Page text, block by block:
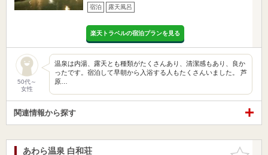
宿泊 露天風呂
楽天トラベルの宿泊プランを見る
50代～
女性
温泉は内湯、露天とも種類がたくさんあり、清潔感もあり、良か
ったです。宿泊して早朝から入浴する人もたくさんいました。 芦
原…
関連情報から探す
お気に入
あわら温泉 白和荘